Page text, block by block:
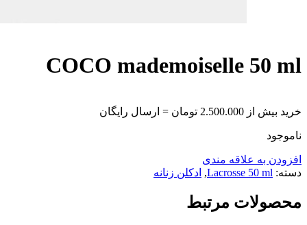
COCO mademoiselle 50 ml
خرید بیش از 2.500.000 تومان = ارسال رایگان
ناموجود
افزودن به علاقه مندی
دسته: Lacrosse 50 ml
, ادکلن زنانه
محصولات مرتبط